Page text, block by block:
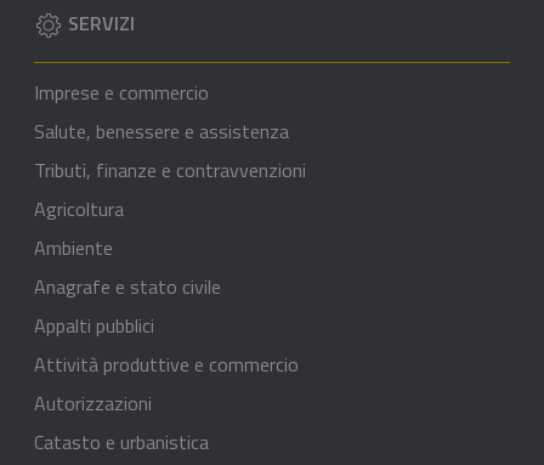
SERVIZI
Imprese e commercio
Salute, benessere e assistenza
Tributi, finanze e contravvenzioni
Agricoltura
Ambiente
Anagrafe e stato civile
Appalti pubblici
Attività produttive e commercio
Autorizzazioni
Catasto e urbanistica